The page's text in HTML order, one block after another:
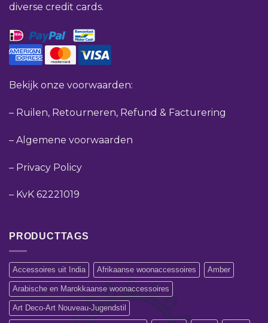
diverse credit cards.
Bekijk onze voorwaarden:
– Ruilen, Retourneren, Refund & Facturering
– Algemene voorwaarden
– Privacy Policy
– KvK 62221019
PRODUCTTAGS
Accessoires uit India Afrikaanse woonaccessoires Amber
Arabische en Marokkaanse woonaccessoires
Art Deco-Art Nouveau-Jugendstil